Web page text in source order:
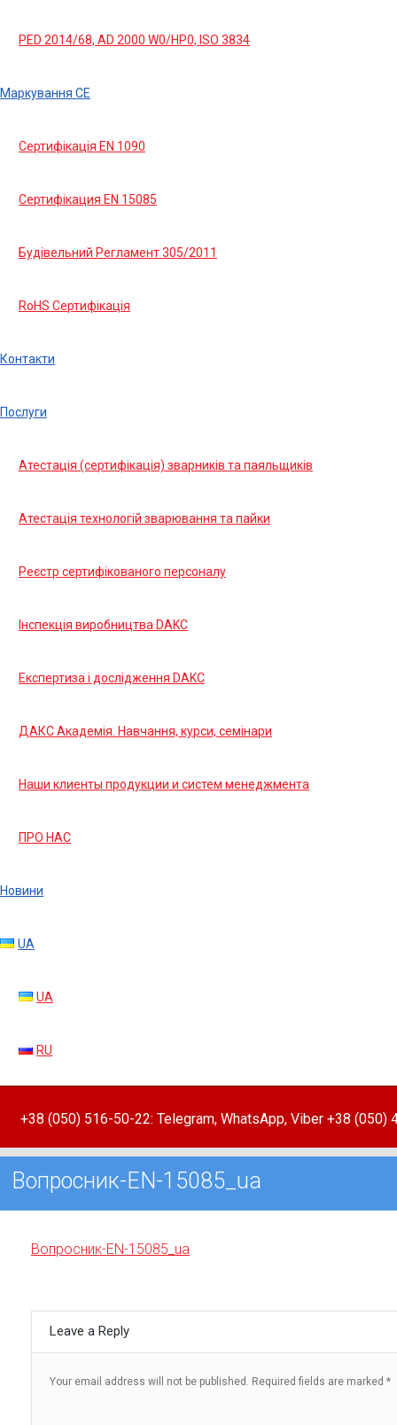
PED 2014/68, AD 2000 W0/HP0, ISO 3834
Маркування СЕ
Сертифікація EN 1090
Сертифікация EN 15085
Будівельний Регламент 305/2011
RoHS Сертифікація
Контакти
Послуги
Атестація (сертифікація) зварників та паяльщиків
Атестація технологій зварювання та пайки
Реєстр сертифікованого персоналу
Інспекція виробництва DAKC
Експертиза і дослідження DAKC
ДАКС Академія. Навчання, курси, семінари
Наши клиенты продукции и систем менеджмента
ПРО НАС
Новини
UA
UA
RU
+38 (050) 516-50-22: Telegram, WhatsApp, Viber +38 (050)
Вопросник-EN-15085_ua
Вопросник-EN-15085_ua
Leave a Reply
Your email address will not be published. Required fields are marked *